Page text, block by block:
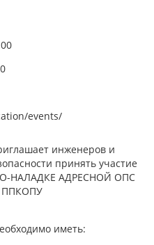
events/
инженеров и
принять участие
НАЛАДКЕ АДРЕСНОЙ ОПС
ППКОПУ
иметь: